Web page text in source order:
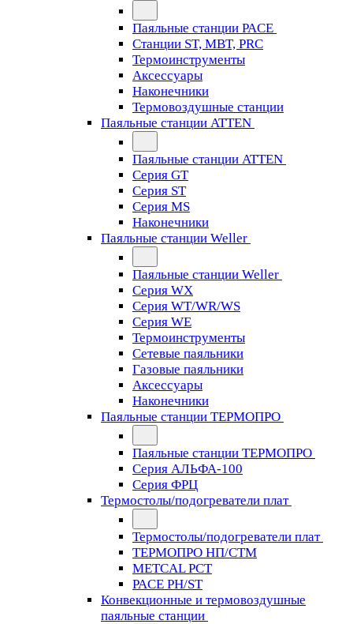
Паяльные станции PACE
Станции ST, MBT, PRC
Термоинструменты
Аксессуары
Наконечники
Термовоздушные станции
Паяльные станции ATTEN
Паяльные станции ATTEN
Серия GT
Серия ST
Серия MS
Наконечники
Паяльные станции Weller
Паяльные станции Weller
Серия WX
Серия WT/WR/WS
Серия WE
Термоинструменты
Сетевые паяльники
Газовые паяльники
Аксессуары
Наконечники
Паяльные станции ТЕРМОПРО
Паяльные станции ТЕРМОПРО
Серия АЛЬФА-100
Серия ФРЦ
Термостолы/подогреватели плат
Термостолы/подогреватели плат
ТЕРМОПРО НП/СТМ
METCAL PCT
PACE PH/ST
Конвекционные и термовоздушные
паяльные станции